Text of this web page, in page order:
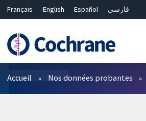
Français English Español
فارسی
Bahasa Malaysia
ไทย
繁體中文
简体中文
Filtres
Accueil Nos données probantes